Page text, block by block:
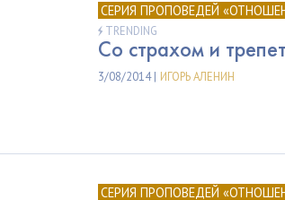
СЕРИЯ ПРОПОВЕДЕЙ
TRENDING
Со страхом и
3/08/2014 | ИГОРЬ АЛЕНИН
СЕРИЯ ПРОПОВЕДЕЙ